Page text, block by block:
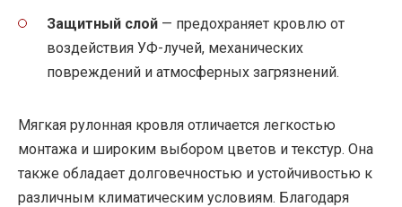
Защитный слой — предохраняет кровлю от
воздействия УФ-лучей, механических
повреждений и атмосферных загрязнений.
Мягкая рулонная кровля отличается легкостью
монтажа и широким выбором цветов и текстур. Она
также обладает долговечностью и устойчивостью к
различным климатическим условиям. Благодаря